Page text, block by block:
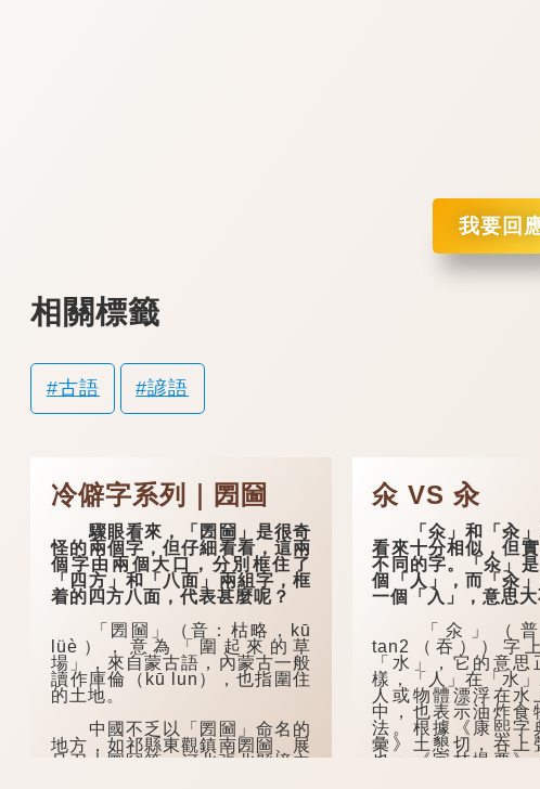
我要回
相關標籤
古語 諺語
冷僻字系列｜圐圙
驟眼看來，「圐圙」是很奇
怪的兩個字，但仔細看看，這兩
個字由兩個大口，分別框住了
「四方」和「八面」兩組字，框
着的四方八面，代表甚麼呢？
「圐圙」（音：枯略，kū
lüè），意為「圍起來的草
場」，來自蒙古語，內蒙古一般
讀作庫倫（kū lun），也指圍住
的土地。
中國不乏以「圐圙」命名的
地方，如祁縣東觀鎮南圐圙、展
旦召大圐圙等；河北張北縣境內
氽 VS 汆
「氽」和「汆」
看來十分相似，但
不同的字。「氽」
個「人」，而「汆
一個「入」，意思大
「氽」（普
tan2（吞））字
「水」，它的意思
樣，「人」在「水
人或物體漂浮在水
中，也表示油炸食
法。根據《康熙字
彙》土懇切，吞上
也；《字林撮要》